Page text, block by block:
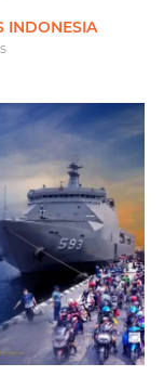
INDONESIA